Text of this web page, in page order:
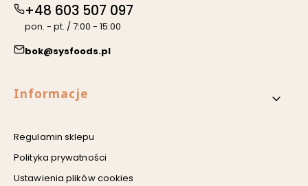
+48 603 507 097
pon. - pt. / 7:00 - 15:00
bok@sysfoods.pl
Linki w stopce
Informacje
Regulamin sklepu
Polityka prywatności
Ustawienia plików cookies